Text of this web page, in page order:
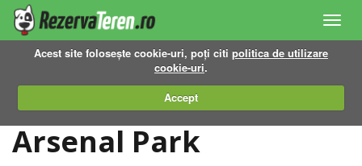
Acest site folosește cookie-uri, poți citi politica de utilizare
cookie-uri.
Accept
Arsenal Park